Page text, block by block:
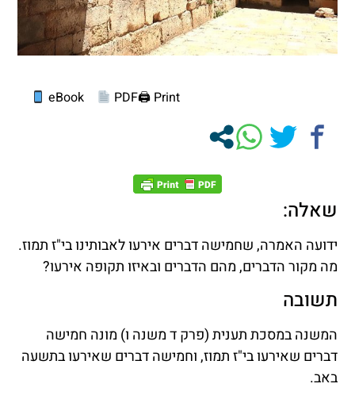
Print 🖨
PDF
eBook
שאלה:
ידועה האמרה, שחמישה דברים אירעו לאבותינו בי"ז תמוז.
מה מקור הדברים, מהם הדברים ובאיזו תקופה אירעו?
תשובה
המשנה במסכת תענית (פרק ד משנה ו) מונה חמישה
דברים שאירעו בי"ז תמוז, וחמישה דברים שאירעו בתשעה
באב.